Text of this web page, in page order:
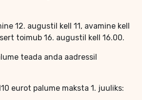
12. augustil kell 11, avamine kell
toimub 16. augustil kell 16.00.
teada anda aadressil
eurot palume maksta 1. juuliks: